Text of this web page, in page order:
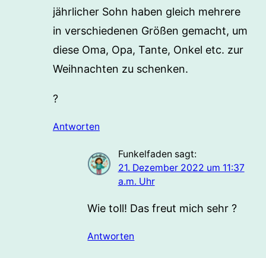
jährlicher Sohn haben gleich mehrere
in verschiedenen Größen gemacht, um
diese Oma, Opa, Tante, Onkel etc. zur
Weihnachten zu schenken.
?
Antworten
Funkelfaden sagt:
21. Dezember 2022 um 11:37
a.m. Uhr
Wie toll! Das freut mich sehr ?
Antworten